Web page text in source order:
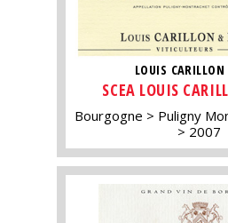
LOUIS
SCEA LOUIS
Bourgogne Puligny
2007